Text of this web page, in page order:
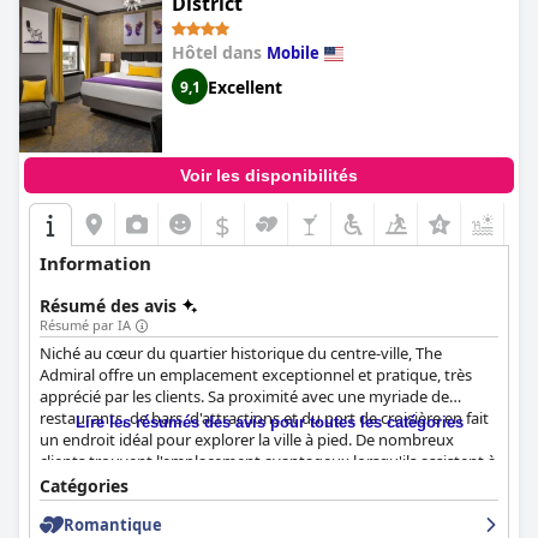
Hôtel dans Mobile
9,1 Excellent
Voir les disponibilités
$
Information
Résumé des avis
Résumé par IA
Niché au cœur du quartier historique du centre-ville, The
Admiral offre un emplacement exceptionnel et pratique, très
apprécié par les clients. Sa proximité avec une myriade de
restaurants, de bars, d'attractions et du port de croisière en fait
un endroit idéal pour explorer la ville à pied. De nombreux
clients trouvent l'emplacement avantageux lorsqu'ils assistent à
des événements dans des lieux proches comme le centre
civique et le Saenger Theatre. La politique d'accueil des animaux
de l'hôtel et le parking à proximité contribuent également à sa
Lire les résumés des avis pour toutes les catégories
Catégories
Romantique